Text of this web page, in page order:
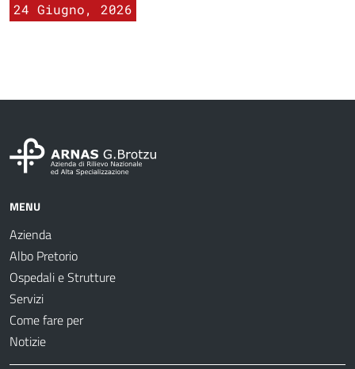
24 Giugno, 2026
MENU
Azienda
Albo Pretorio
Ospedali e Strutture
Servizi
Come fare per
Notizie